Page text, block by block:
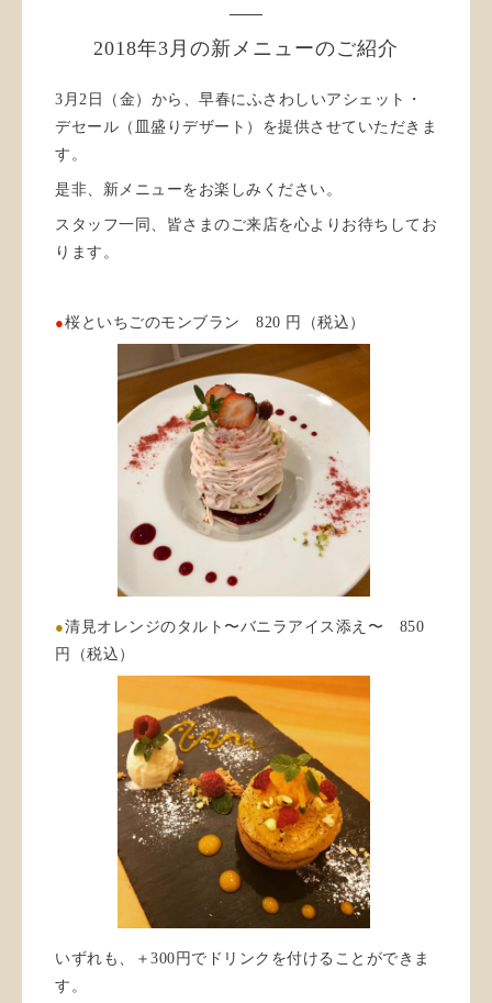
2018年3月の新メニューのご紹介
3月2日（金）から、早春にふさわしいアシェット・
デセール（皿盛りデザート）を提供させていただきま
す。
是非、新メニューをお楽しみください。
スタッフ一同、皆さまのご来店を心よりお待ちしてお
ります。
●桜といちごのモンブラン 820 円（税込）
●清見オレンジのタルト〜バニラアイス添え〜 850
円（税込）
いずれも、＋300円でドリンクを付けることができま
す。